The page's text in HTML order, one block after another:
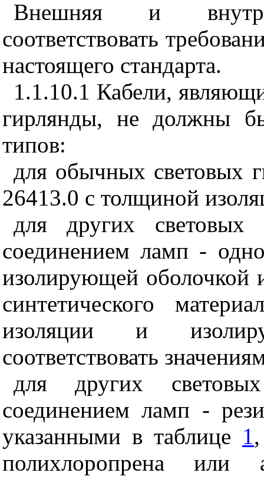
Внешняя и
соответствовать
настоящего стандарта.
1.1.10.1 Кабели,
гирлянды, не должны
типов:
для обычных световых
26413.0 с толщиной
для других световых
соединением ламп -
изолирующей оболочкой
синтетического
изоляции и
соответствовать
для других
соединением ламп -
указанными в таблице 1
полихлоропрена или